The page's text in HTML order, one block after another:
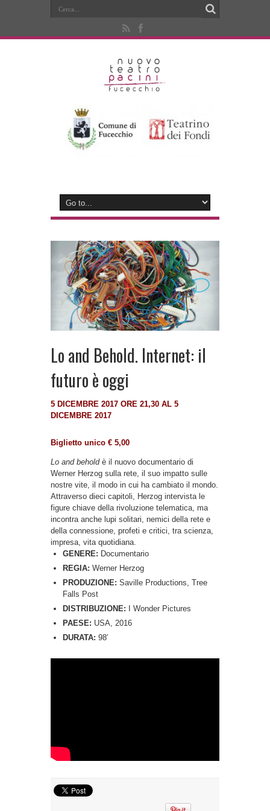
Lo and Behold. Internet: il
futuro è oggi
5 DICEMBRE 2017 ORE 21,30 AL 5
DICEMBRE 2017
Biglietto unico € 5,00
Lo and beholdè il nuovo documentario di
Werner Herzog sulla rete, il suo impatto sulle
nostre vite, il modo in cui ha cambiato il mondo.
Attraverso dieci capitoli, Herzog intervista le
figure chiave della rivoluzione telematica, ma
incontra anche lupi solitari, nemici della rete e
della connessione, profeti e critici, tra scienza,
impresa, vita quotidiana.
GENERE: Documentario
REGIA: Werner Herzog
PRODUZIONE: Saville Productions, Tree
Falls Post
DISTRIBUZIONE: I Wonder Pictures
PAESE: USA, 2016
DURATA: 98′